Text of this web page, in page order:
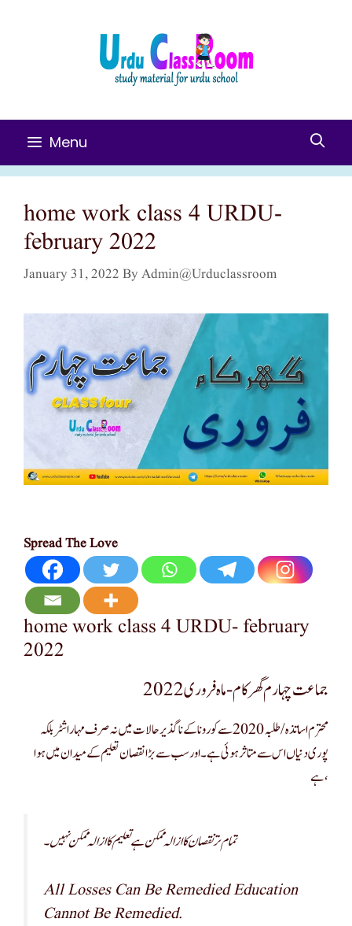
Menu
home work class 4 URDU-
february 2022
January 31, 2022 ByAdmin@urduclassroom
Spread The Love
home work class 4 URDU- february
2022
جماعت چہارم گھر کام-ماہ فروری2022
محترم اساتذہ /طلبہ 2020 سے کورونا کے نا گذیر حالات میں نہ صرف مہاراشٹر بلکہ
پوری دنیاں اس سے متاثر ہوئی ہے ۔ اور سب سے بڑا نقصان تعلیم کے میدان میں ہوا
ہے،
تمام ترنقصان کا ازالہ ممکن ہے تعلیم کا ازالہ ممکن نہیں ۔
All Losses Can Be Remedied Education
Cannot Be Remedied.